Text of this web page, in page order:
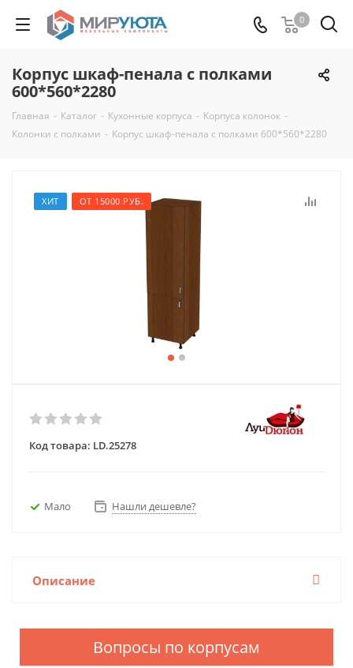
0
Корпус шкаф-пенала с полками
600*560*2280
Главная - Каталог - Кухонные корпуса - Корпуса колонок -
Колонки с полками - Корпус шкаф-пенала с полками 600*560*2280
ХИТ ОТ 15000 РУБ.
Код товара: LD.25278
Мало Нашли дешевле?
Описание
Вопросы по корпусам